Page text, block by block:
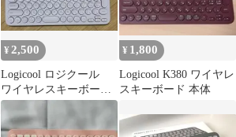
¥2,500
Logicool ロジクール
ワイヤレスキーボー
ド k380 ピンク ローズ
¥ 1,800
Logicool K380 ワイヤレ
スキーボード 本体